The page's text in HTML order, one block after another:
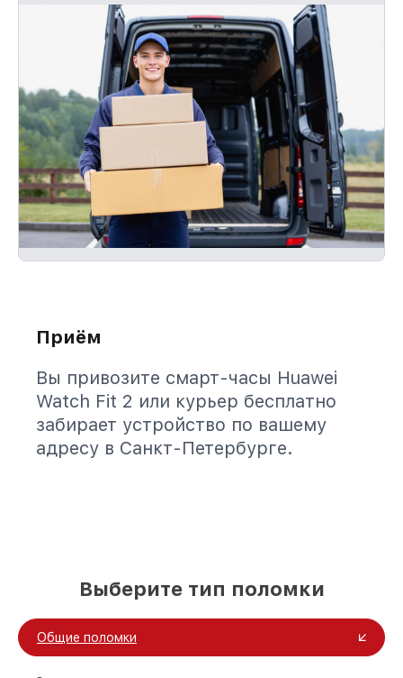
Приём
Вы привозите смарт-часы Huawei
Watch Fit 2 или курьер бесплатно
забирает устройство по вашему
адресу в Санкт-Петербурге.
Выберите тип поломки
Общие поломки